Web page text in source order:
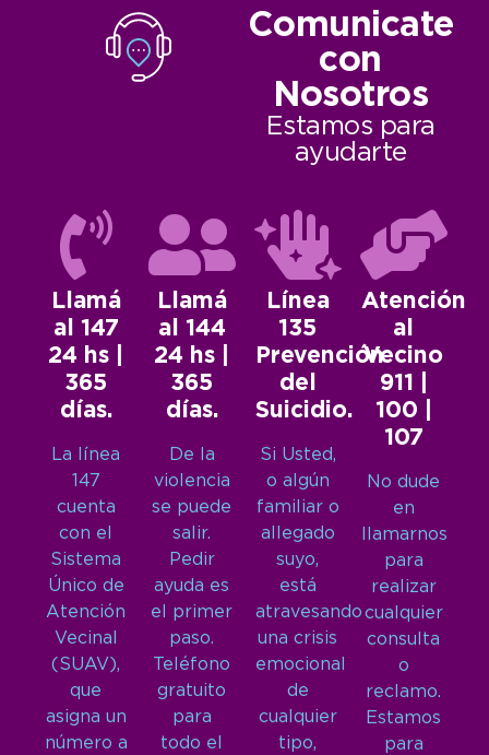
Comunicate
con
Nosotros
Estamos para
ayudarte
Llamá
al 147
24 hs |
365
días.
La línea
147
cuenta
con el
Sistema
Único de
Atención
Vecinal
(SUAV),
que
asigna un
número a
Llamá
al 144
24 hs |
365
días.
De la
violencia
se puede
salir.
Pedir
ayuda es
el primer
paso.
Teléfono
gratuito
para
todo el
Línea
135
Prevención
del
Suicidio.
Si Usted,
o algún
familiar o
allegado
suyo,
está
atravesando
una crisis
emocional
de
cualquier
tipo,
Atención
al
Vecino
911 |
100 |
107
No dude
en
llamarnos
para
realizar
cualquier
consulta
o
reclamo.
Estamos
para